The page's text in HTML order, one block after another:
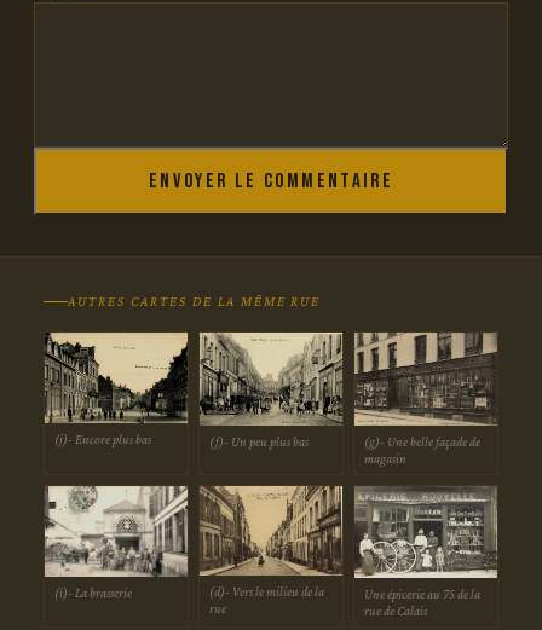
Envoyer le commentaire
AUTRES CARTES DE LA MÊME RUE
(j)- Encore plus bas (f)- Un peu plus bas
(g)- Une belle façade de
magasin
(i)- La brasserie
(d)- Vers le milieu de la
rue
Une épicerie au 75 de la
rue de Calais